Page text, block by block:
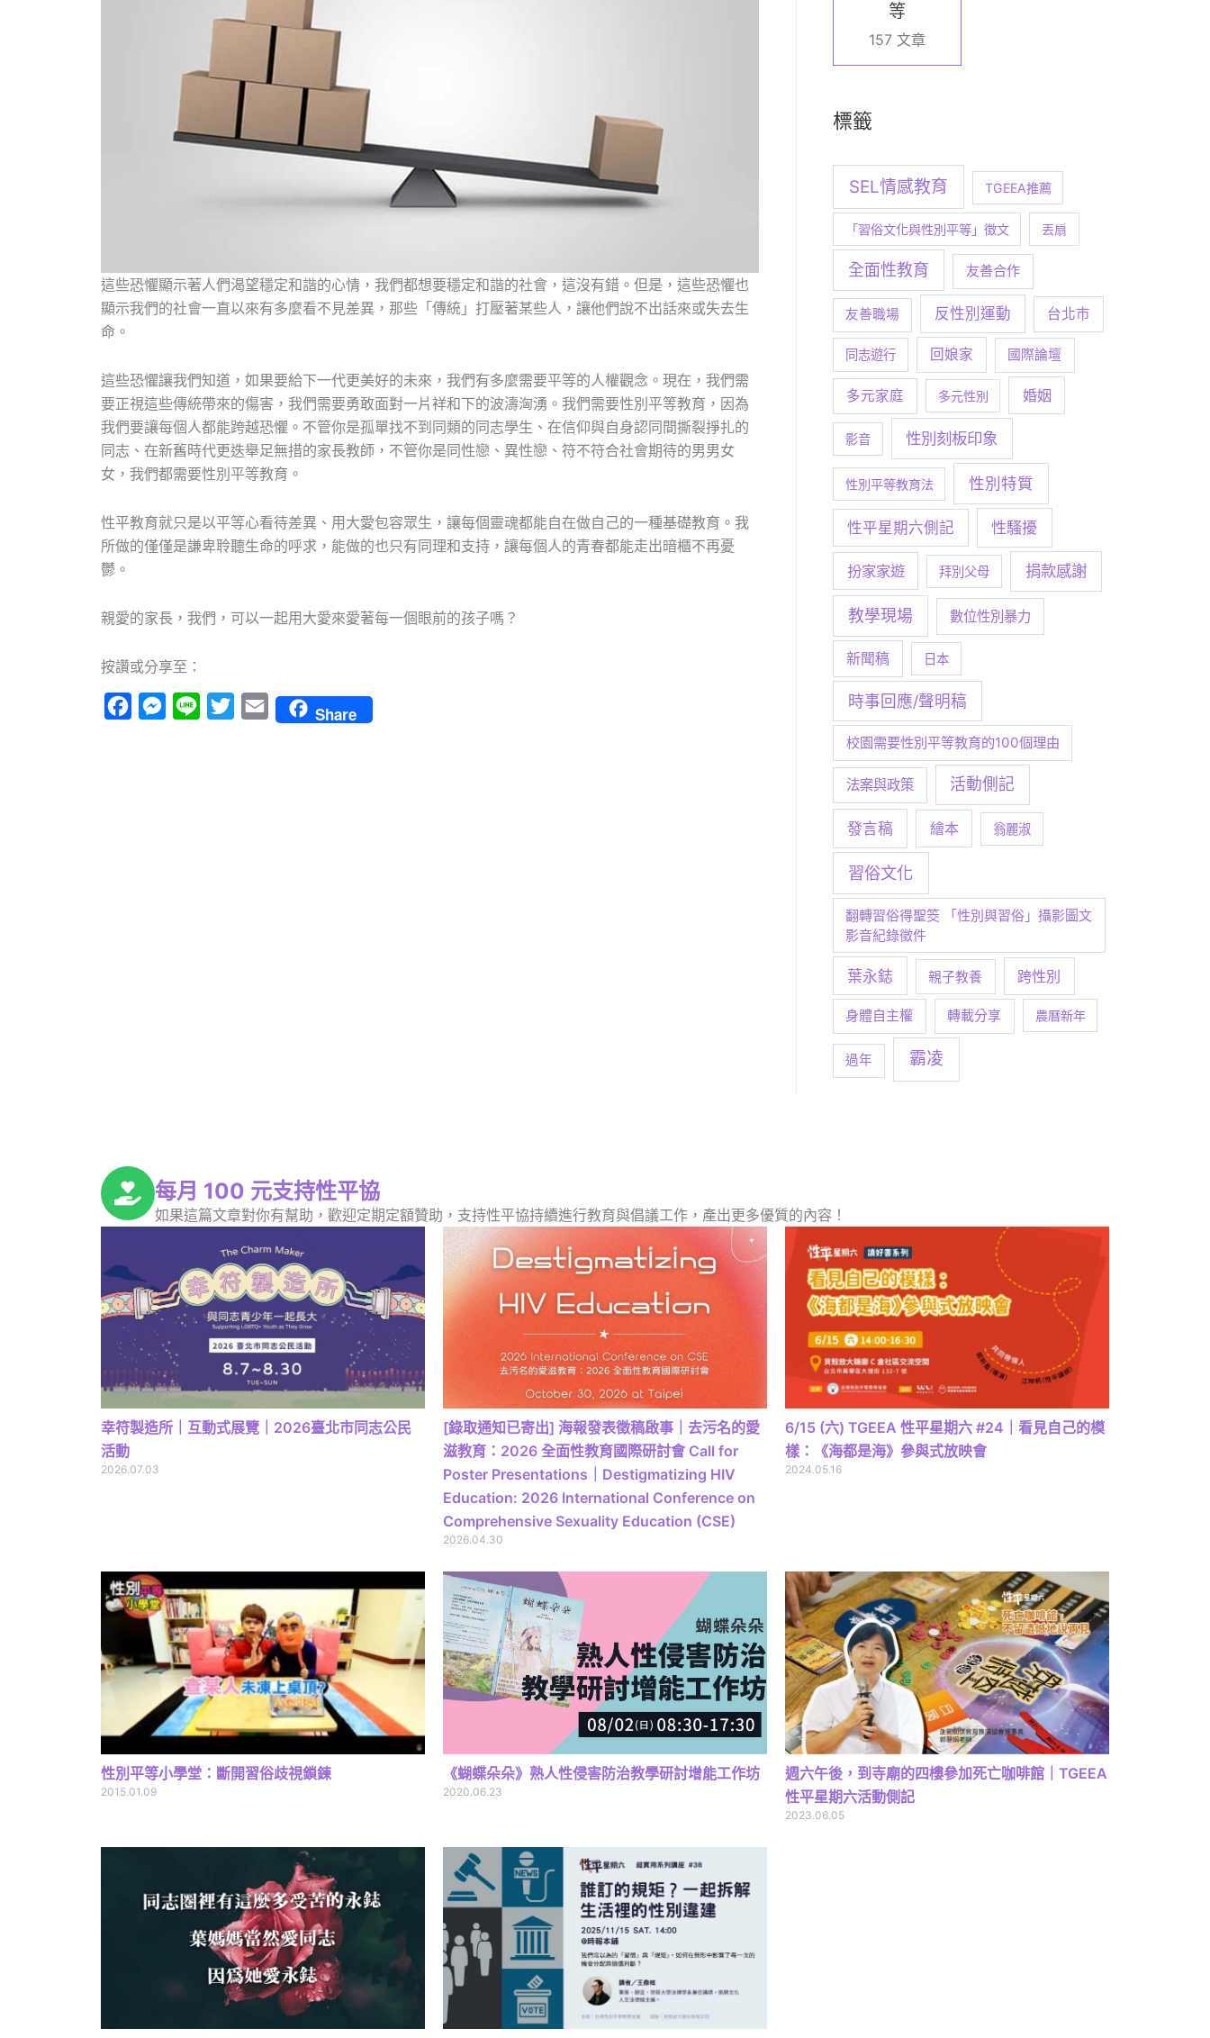
這些恐懼顯示著人們渴望穩定和諧的心情，我們都想要穩定和諧的社會，這沒有錯。但是，這些恐懼也
顯示我們的社會一直以來有多麼看不見差異，那些「傳統」打壓著某些人，讓他們說不出話來或失去生
命。
這些恐懼讓我們知道，如果要給下一代更美好的未來，我們有多麼需要平等的人權觀念。現在，我們需
要正視這些傳統帶來的傷害，我們需要勇敢面對一片祥和下的波濤洶湧。我們需要性別平等教育，因為
我們要讓每個人都能跨越恐懼。不管你是孤單找不到同類的同志學生、在信仰與自身認同間撕裂掙扎的
同志、在新舊時代更迭舉足無措的家長教師，不管你是同性戀、異性戀、符不符合社會期待的男男女
女，我們都需要性別平等教育。
性平教育就只是以平等心看待差異、用大愛包容眾生，讓每個靈魂都能自在做自己的一種基礎教育。我
所做的僅僅是謙卑聆聽生命的呼求，能做的也只有同理和支持，讓每個人的青春都能走出暗櫃不再憂
鬱。
親愛的家長，我們，可以一起用大愛來愛著每一個眼前的孩子嗎？
按讚或分享至：
FacebookMessenger
Line TwitterEmail Share
等
157 文章
標籤
SEL情感教育 TGEEA推薦
「習俗文化與性別平等」徵文 丟扇
全面性教育 友善合作
友善職場 反性別運動 台北市
同志遊行 回娘家 國際論壇
多元家庭 多元性別 婚姻
影音 性別刻板印象
性別平等教育法 性別特質
性平星期六側記 性騷擾
扮家家遊 拜別父母 捐款感謝
教學現場 數位性別暴力
新聞稿 日本
時事回應/聲明稿
校園需要性別平等教育的100個理由
法案與政策 活動側記
發言稿 繪本 翁麗淑
習俗文化
翻轉習俗得聖筊 「性別與習俗」攝影圖文
影音紀錄徵件
葉永鋕 親子教養 跨性別
身體自主權 轉載分享 農曆新年
過年 霸凌
每月 100 元支持性平協
如果這篇文章對你有幫助，歡迎定期定額贊助，支持性平協持續進行教育與倡議工作，產出更多優質的內容！
幸符製造所｜互動式展覽｜2026臺北市同志公民
活動
2026.07.03
[錄取通知已寄出] 海報發表徵稿啟事｜去污名的愛
滋教育：2026 全面性教育國際研討會 Call for
Poster Presentations｜Destigmatizing HIV
Education: 2026 International Conference on
Comprehensive Sexuality Education (CSE)
2026.04.30
6/15 (六) TGEEA 性平星期六 #24｜看見自己的模
樣：《海都是海》參與式放映會
2024.05.16
性別平等小學堂：斷開習俗歧視鎖鍊
2015.01.09
《蝴蝶朵朵》熟人性侵害防治教學研討增能工作坊
2020.06.23
週六午後，到寺廟的四樓參加死亡咖啡館｜TGEEA
性平星期六活動側記
2023.06.05